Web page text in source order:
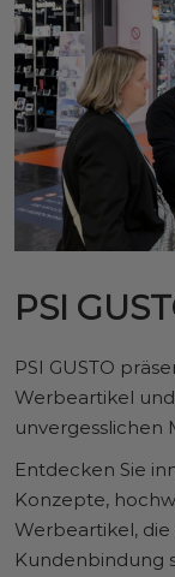
PSI
PSI GUSTO
Werbeartikel
unvergesslichen
Entdecken Sie
Konzepte,
Werbeartikel,
Kundenbindung